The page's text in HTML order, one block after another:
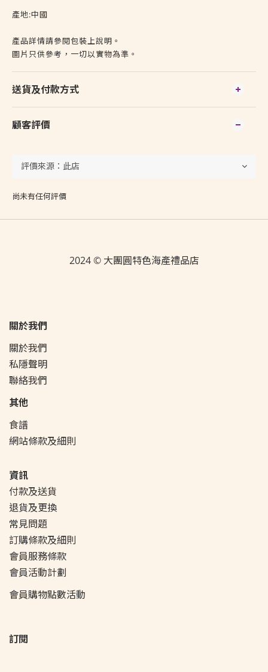
產地:中國
產品詳情請參閱包裝上說明。
圖片只供參考，一切以實物為準。
送貨及付款方式
顧客評價
尚未有任何評價
2024 © 大團圓特色海產禮品店
關於我們
關於我們
私隱聲明
聯絡我們
其他
食譜
網站條款及細則
資訊
付款及送貨
退貨及更換
常見問題
訂購條款及細則
會員服務條款
會員活動計劃
會員購物點數活動
訂閱